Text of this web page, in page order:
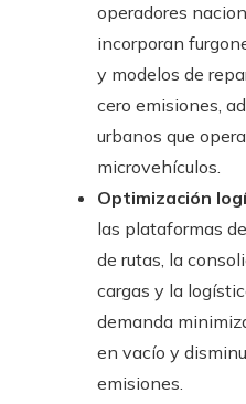
operadores
incorporan
y modelos de
cero emisiones,
urbanos que
microvehículos.
Optimización
las plataformas
de rutas, la
cargas y la
demanda
en vacío y
emisiones.